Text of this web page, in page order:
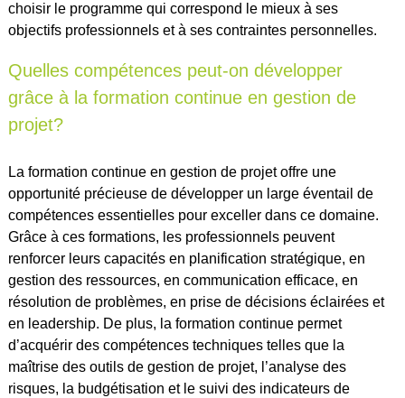
choisir le programme qui correspond le mieux à ses
objectifs professionnels et à ses contraintes personnelles.
Quelles compétences peut-on développer
grâce à la formation continue en gestion de
projet?
La formation continue en gestion de projet offre une
opportunité précieuse de développer un large éventail de
compétences essentielles pour exceller dans ce domaine.
Grâce à ces formations, les professionnels peuvent
renforcer leurs capacités en planification stratégique, en
gestion des ressources, en communication efficace, en
résolution de problèmes, en prise de décisions éclairées et
en leadership. De plus, la formation continue permet
d’acquérir des compétences techniques telles que la
maîtrise des outils de gestion de projet, l’analyse des
risques, la budgétisation et le suivi des indicateurs de